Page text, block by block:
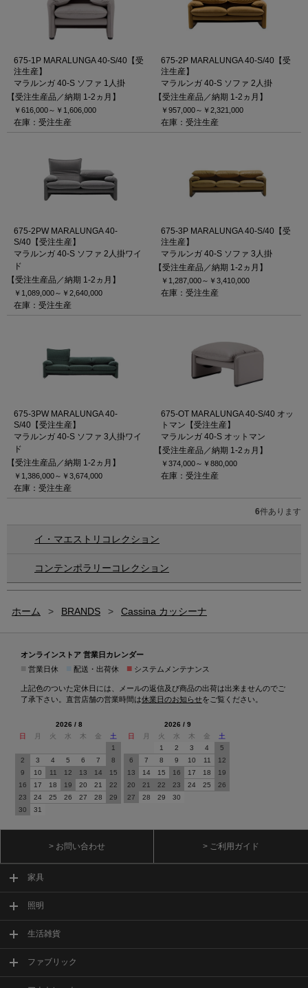
675-1P MARALUNGA 40-S/40【受
注生産】
マラルンガ 40-S ソファ 1人掛
【受注生産品／納期 1-2ヵ月】
￥616,000～ ￥1,606,000
在庫：受注生産
675-2P MARALUNGA 40-S/40【受
注生産】
マラルンガ 40-S ソファ 2人掛
【受注生産品／納期 1-2ヵ月】
￥957,000～ ￥2,321,000
在庫：受注生産
675-2PW MARALUNGA 40-
S/40【受注生産】
マラルンガ 40-S ソファ 2人掛ワイ
ド
【受注生産品／納期 1-2ヵ月】
￥1,089,000～ ￥2,640,000
在庫：受注生産
675-3P MARALUNGA 40-S/40【受
注生産】
マラルンガ 40-S ソファ 3人掛
【受注生産品／納期 1-2ヵ月】
￥1,287,000～ ￥3,410,000
在庫：受注生産
675-3PW MARALUNGA 40-
S/40【受注生産】
マラルンガ 40-S ソファ 3人掛ワイ
ド
【受注生産品／納期 1-2ヵ月】
￥1,386,000～ ￥3,674,000
在庫：受注生産
675-OT MARALUNGA 40-S/40 オッ
トマン【受注生産】
マラルンガ 40-S オットマン
【受注生産品／納期 1-2ヵ月】
￥374,000～ ￥880,000
在庫：受注生産
6件あります
イ・マエストリコレクション
コンテンポラリーコレクション
ホーム > BRANDS > Cassina カッシーナ
オンラインストア 営業日カレンダー
営業日休 配送・出荷休 ■ システムメンテナンス
上記色のついた定休日には、メールの返信及び商品の出荷は出来ませんのでご
了承下さい。直営店舗の営業時間は休業日のお知らせをご覧ください。
2026 / 8
日
月 火 水 木 金
土
1
2
3 4 5 6 7
8
9
10 11 12 13 14
15
16
17 18 19 20 21
22
23
24 25 26 27 28
29
30
31
2026 / 9
日
月 火 水 木 金
土
1
2 3 4
5
6
7 8 9 10 11
12
13
14 15 16 17 18
19
20
21 22 23 24 25
26
27
28 29 30
> お問い合わせ > ご利用ガイド
家具
照明
生活雑貨
ファブリック